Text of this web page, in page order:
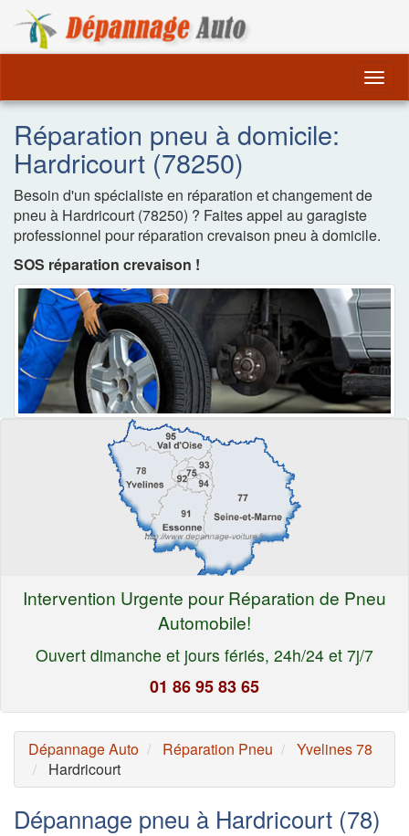
Réparation pneu à domicile:
Hardricourt (78250)
Besoin d'un spécialiste en réparation et changement de
pneu à Hardricourt (78250) ? Faites appel au garagiste
professionnel pour réparation crevaison pneu à domicile.
SOS réparation crevaison !
Intervention Urgente pour Réparation de Pneu
Automobile!
Ouvert dimanche et jours fériés, 24h/24 et 7j/7
01 86 95 83 65
Dépannage Auto Réparation Pneu
Yvelines 78
Hardricourt
Dépannage pneu à Hardricourt (78)